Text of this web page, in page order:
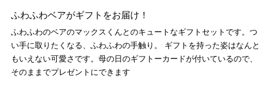
ふわふわベアがギフトをお届け！
ふわふわのベアのマックスくんとのキュートなギフトセットです。つ
い手に取りたくなる、ふわふわの手触り。 ギフトを持った姿はなんと
もいえない可愛さです。母の日のギフトーカードが付いているので、
そのままでプレゼントにできます